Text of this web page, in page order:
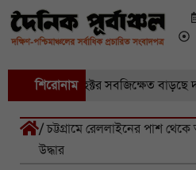
শিরোনাম
আড়াইশ হেক্টর সবজিক্ষেত বাড়ছে
/ চট্টগ্রামে রেললাইনের পাশ
উদ্ধার